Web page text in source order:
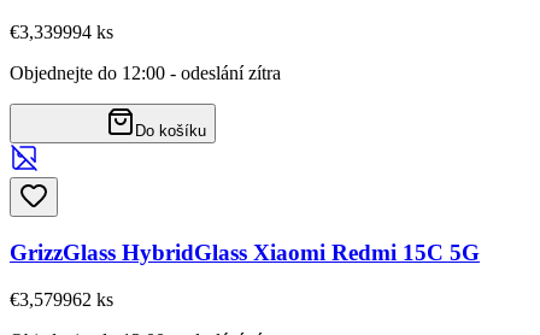
€3,339994 ks
Objednejte do 12:00 - odeslání zítra
Do košíku
GrizzGlass HybridGlass Xiaomi Redmi 15C 5G
€3,579962 ks